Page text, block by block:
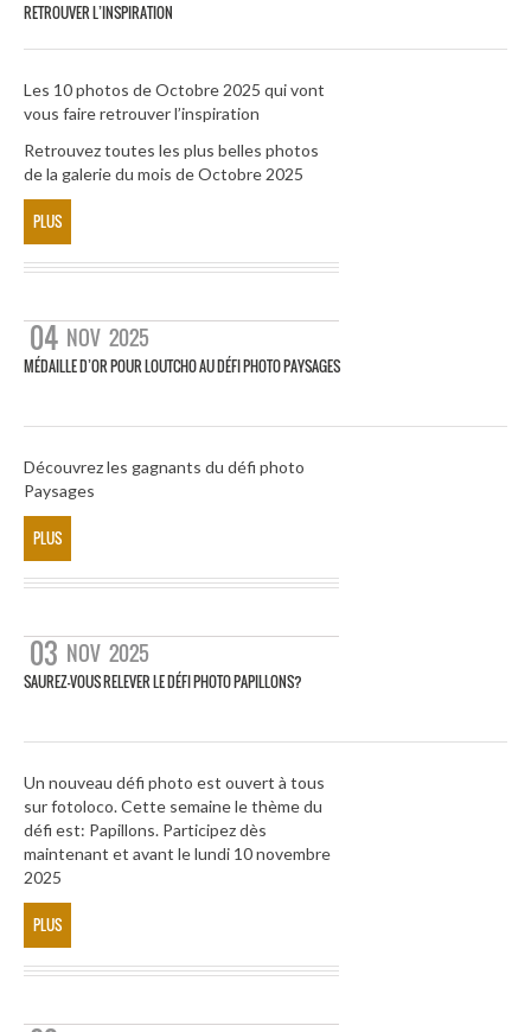
RETROUVER L’INSPIRATION
Les 10 photos de Octobre 2025 qui vont
vous faire retrouver l’inspiration
Retrouvez toutes les plus belles photos
de la galerie du mois de Octobre 2025
PLUS
04 NOV 2025
MÉDAILLE D’OR POUR LOUTCHO AU DÉFI PHOTO PAYSAGES
Découvrez les gagnants du défi photo
Paysages
PLUS
03 NOV 2025
SAUREZ-VOUS RELEVER LE DÉFI PHOTO PAPILLONS?
Un nouveau défi photo est ouvert à tous
sur fotoloco. Cette semaine le thème du
défi est: Papillons. Participez dès
maintenant et avant le lundi 10 novembre
2025
PLUS